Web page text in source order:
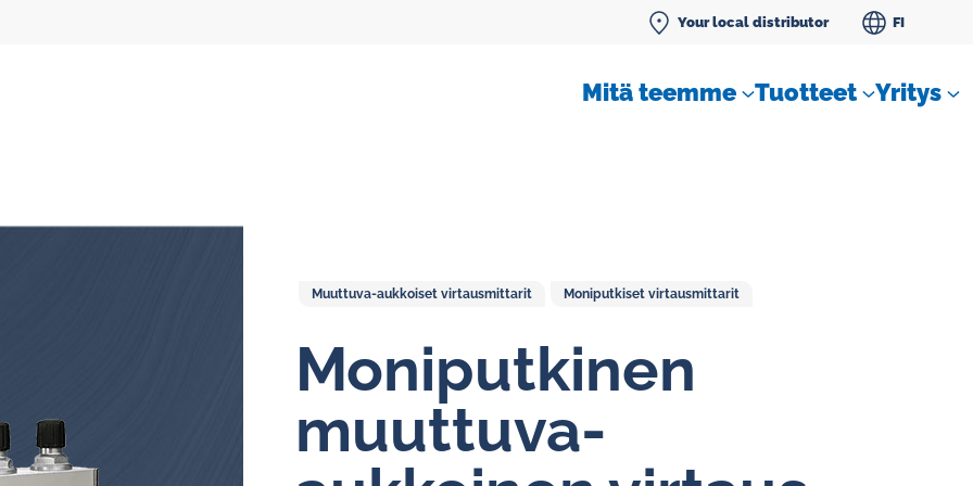
Your local distributor FI
Mitä teemme Tuotteet
Vakiovirtaussäätimet kaasuille
Yritys
Muuttuva-aukkoiset virtausmittarit Moniputkiset virtausmittarit
Mo­ni­put­ki­nen
muuttuva-